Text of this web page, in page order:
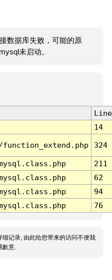
数据库失败，可能的原
未启动。
Line
14
324
211
62
94
76
细记录, 由此给您带来的访问不便我
歉意.